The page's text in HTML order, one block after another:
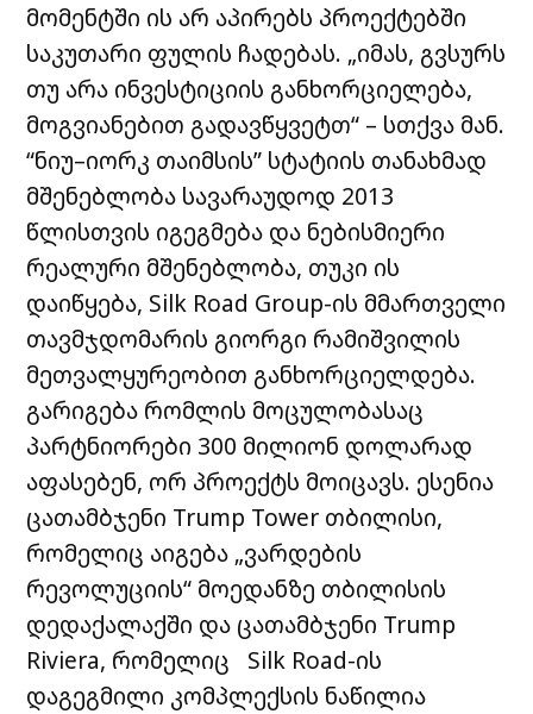
მომენტში ის არ აპირებს პროექტებში
საკუთარი ფულის ჩადებას. „იმას, გვსურს
თუ არა ინვესტიციის განხორციელება,
მოგვიანებით გადავწყვეტთ“ – სთქვა მან.
“ნიუ–იორკ თაიმსის” სტატიის თანახმად
მშენებლობა სავარაუდოდ 2013
წლისთვის იგეგმება და ნებისმიერი
რეალური მშენებლობა, თუკი ის
დაიწყება, Silk Road Group-ის მმართველი
თავმჯდომარის გიორგი რამიშვილის
მეთვალყურეობით განხორციელდება.
გარიგება რომლის მოცულობასაც
პარტნიორები 300 მილიონ დოლარად
აფასებენ, ორ პროექტს მოიცავს. ესენია
ცათამბჯენი Trump Tower თბილისი,
რომელიც აიგება „ვარდების
რევოლუციის“ მოედანზე თბილისის
დედაქალაქში და ცათამბჯენი Trump
Riviera, რომელიც Silk Road-ის
დაგეგმილი კომპლექსის ნაწილია